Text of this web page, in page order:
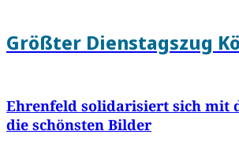
Größter Dienstagszug
Ehrenfeld solidarisiert sich mit
die schönsten Bilder